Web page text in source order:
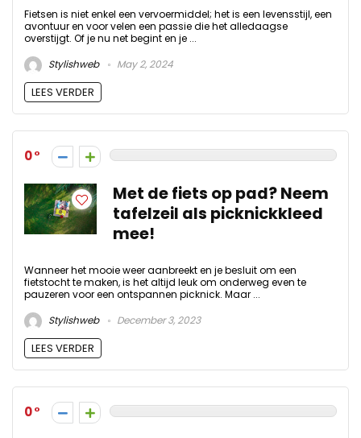
Fietsen is niet enkel een vervoermiddel; het is een levensstijl, een
avontuur en voor velen een passie die het alledaagse
overstijgt. Of je nu net begint en je ...
Stylishweb
May 2, 2024
LEES VERDER
0
Met de fiets op pad? Neem
tafelzeil als picknickkleed
mee!
Wanneer het mooie weer aanbreekt en je besluit om een
fietstocht te maken, is het altijd leuk om onderweg even te
pauzeren voor een ontspannen picknick. Maar ...
Stylishweb
December 3, 2023
LEES VERDER
0